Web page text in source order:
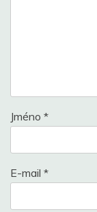
Jméno *
E-mail *